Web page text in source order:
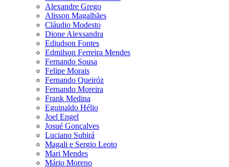
Alexandre Grego
Alisson Magalhães
Cláudio Modesto
Dione Alexsandra
Ediudson Fontes
Edmilson Ferreira Mendes
Fernando Sousa
Felipe Morais
Fernando Queiróz
Fernando Moreira
Frank Medina
Eguinaldo Hélio
Joel Engel
Josué Gonçalves
Luciano Subirá
Magali e Sergio Leoto
Mari Mendes
Mário Moreno